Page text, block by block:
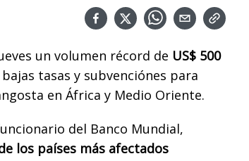
un volumen récord de US$ 500
tasas y subvenciónes para
en África y Medio Oriente.
del Banco Mundial,
los países más afectados